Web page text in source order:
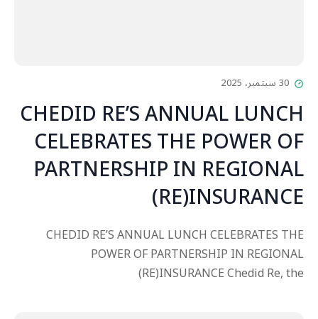
30 سبتمبر، 2025
CHEDID RE’S ANNUAL LUNCH
CELEBRATES THE POWER OF
PARTNERSHIP IN REGIONAL
(RE)INSURANCE
CHEDID RE’S ANNUAL LUNCH CELEBRATES THE
POWER OF PARTNERSHIP IN REGIONAL
(RE)INSURANCE Chedid Re, the